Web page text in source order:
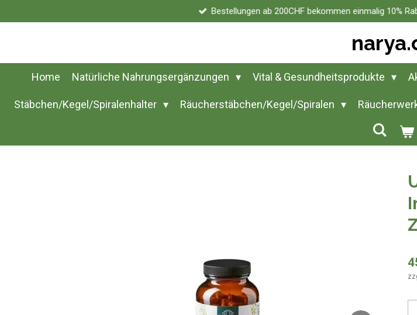
Hauptinhalt
Bestellungen ab 200CHF bekommen einmalig 10%
Home Natürliche Nahrungsergänzungen Vital & Gesundheitsprodukte
Stäbchen/Kegel/Spiralenhalter Räucherstäbchen/Kegel/Spiralen